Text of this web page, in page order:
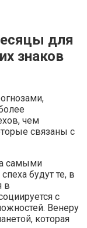
для
знаков
чем
связаны с
самыми
будут те, в
в
с
Венеру
которая